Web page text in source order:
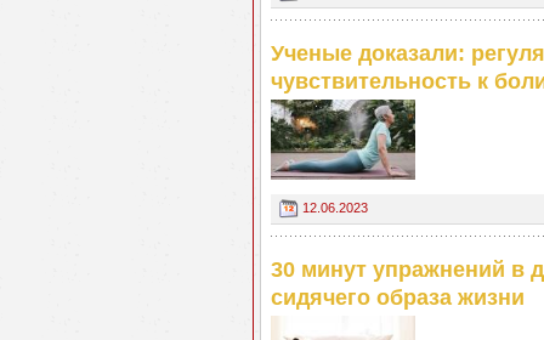
Ученые доказали:
чувствительность к
12.06.2023
30 минут упражнений в
сидячего образа жизни